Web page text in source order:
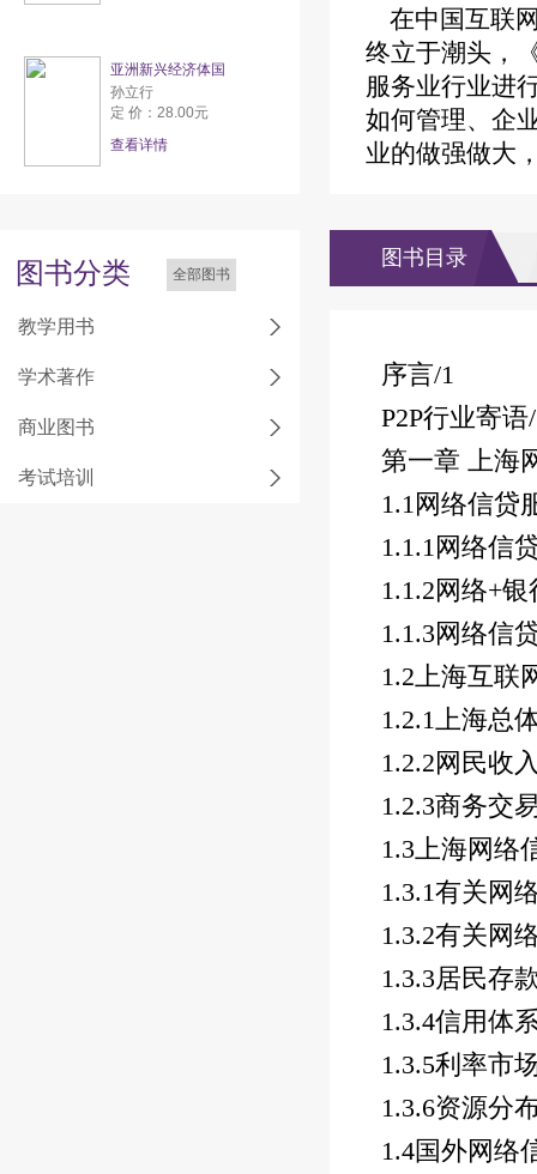
亚洲新兴经济体国
孙立行
定 价：28.00元
查看详情
图书分类 全部图书
教学用书
学术著作
商业图书
考试培训
在中国互联
终立于潮头，
服务业行业进
如何管理、企
业的做强做大
图书目录
序言/1
P2P行业寄语
第一章 上海
1.1网络信贷
1.1.1网络信
1.1.2网络+银
1.1.3网络信
1.2上海互联
1.2.1上海总
1.2.2网民收
1.2.3商务交
1.3上海网络
1.3.1有关网
1.3.2有关网
1.3.3居民存
1.3.4信用体
1.3.5利率市
1.3.6资源分
1.4国外网络